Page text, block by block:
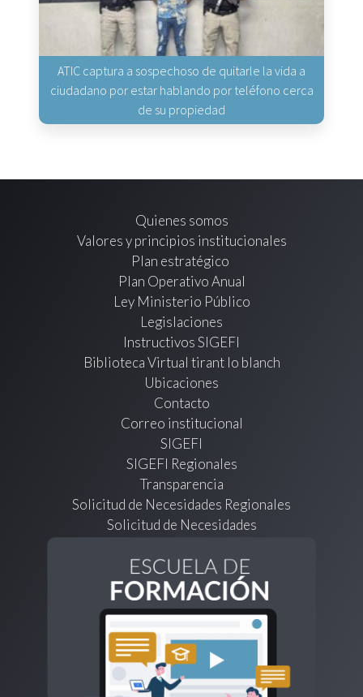
ATIC captura a sospechoso de quitarle la vida a
ciudadano por estar hablando por teléfono cerca
de su propiedad
Quienes somos
Valores y principios institucionales
Plan estratégico
Plan Operativo Anual
Ley Ministerio Público
Legislaciones
Instructivos SIGEFI
Biblioteca Virtual tirant lo blanch
Ubicaciones
Contacto
Correo institucional
SIGEFI
SIGEFI Regionales
Transparencia
Solicitud de Necesidades Regionales
Solicitud de Necesidades